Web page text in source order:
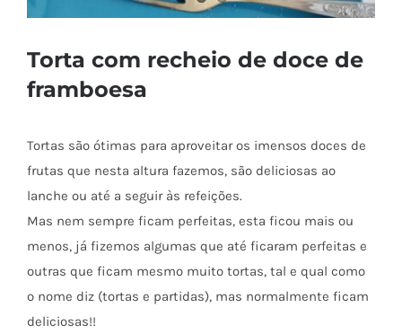
Torta com recheio de doce de
framboesa
Tortas são ótimas para aproveitar os imensos doces de
frutas que nesta altura fazemos, são deliciosas ao
lanche ou até a seguir às refeições.
Mas nem sempre ficam perfeitas, esta ficou mais ou
menos, já fizemos algumas que até ficaram perfeitas e
outras que ficam mesmo muito tortas, tal e qual como
o nome diz (tortas e partidas), mas normalmente ficam
deliciosas!!